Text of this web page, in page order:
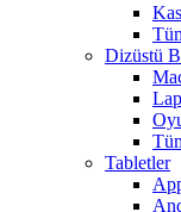
Dizüstü
Tabletler